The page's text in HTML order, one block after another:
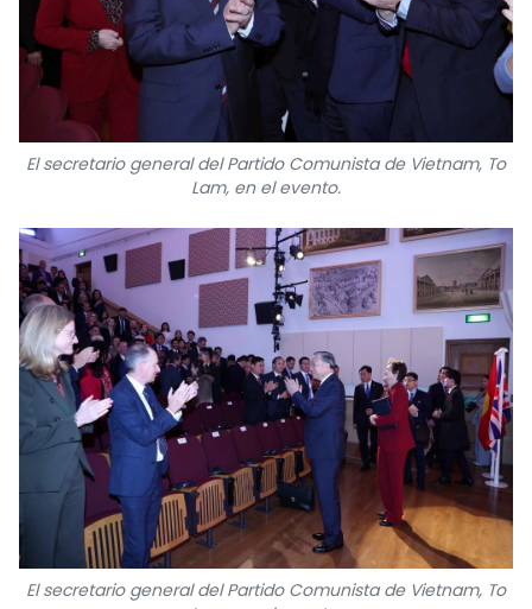
El secretario general del Partido Comunista de Vietnam, To
Lam, en el evento.
El secretario general del Partido Comunista de Vietnam, To